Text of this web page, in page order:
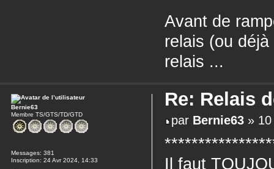
Avant de
relais (ou
relais ...
Re: Relais
par Bernie63 »
Il faut
Bernie63
Membre TS/GTS/TD/GTD
Messages: 381
Inscription: 24 Avr 2024, 14:33